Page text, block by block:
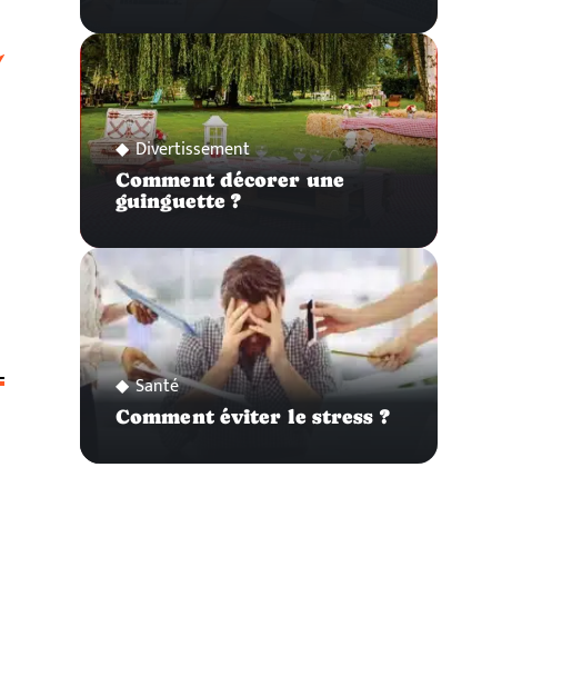
Divertissement
Comment décorer une
guinguette ?
Santé
Comment éviter le stress ?